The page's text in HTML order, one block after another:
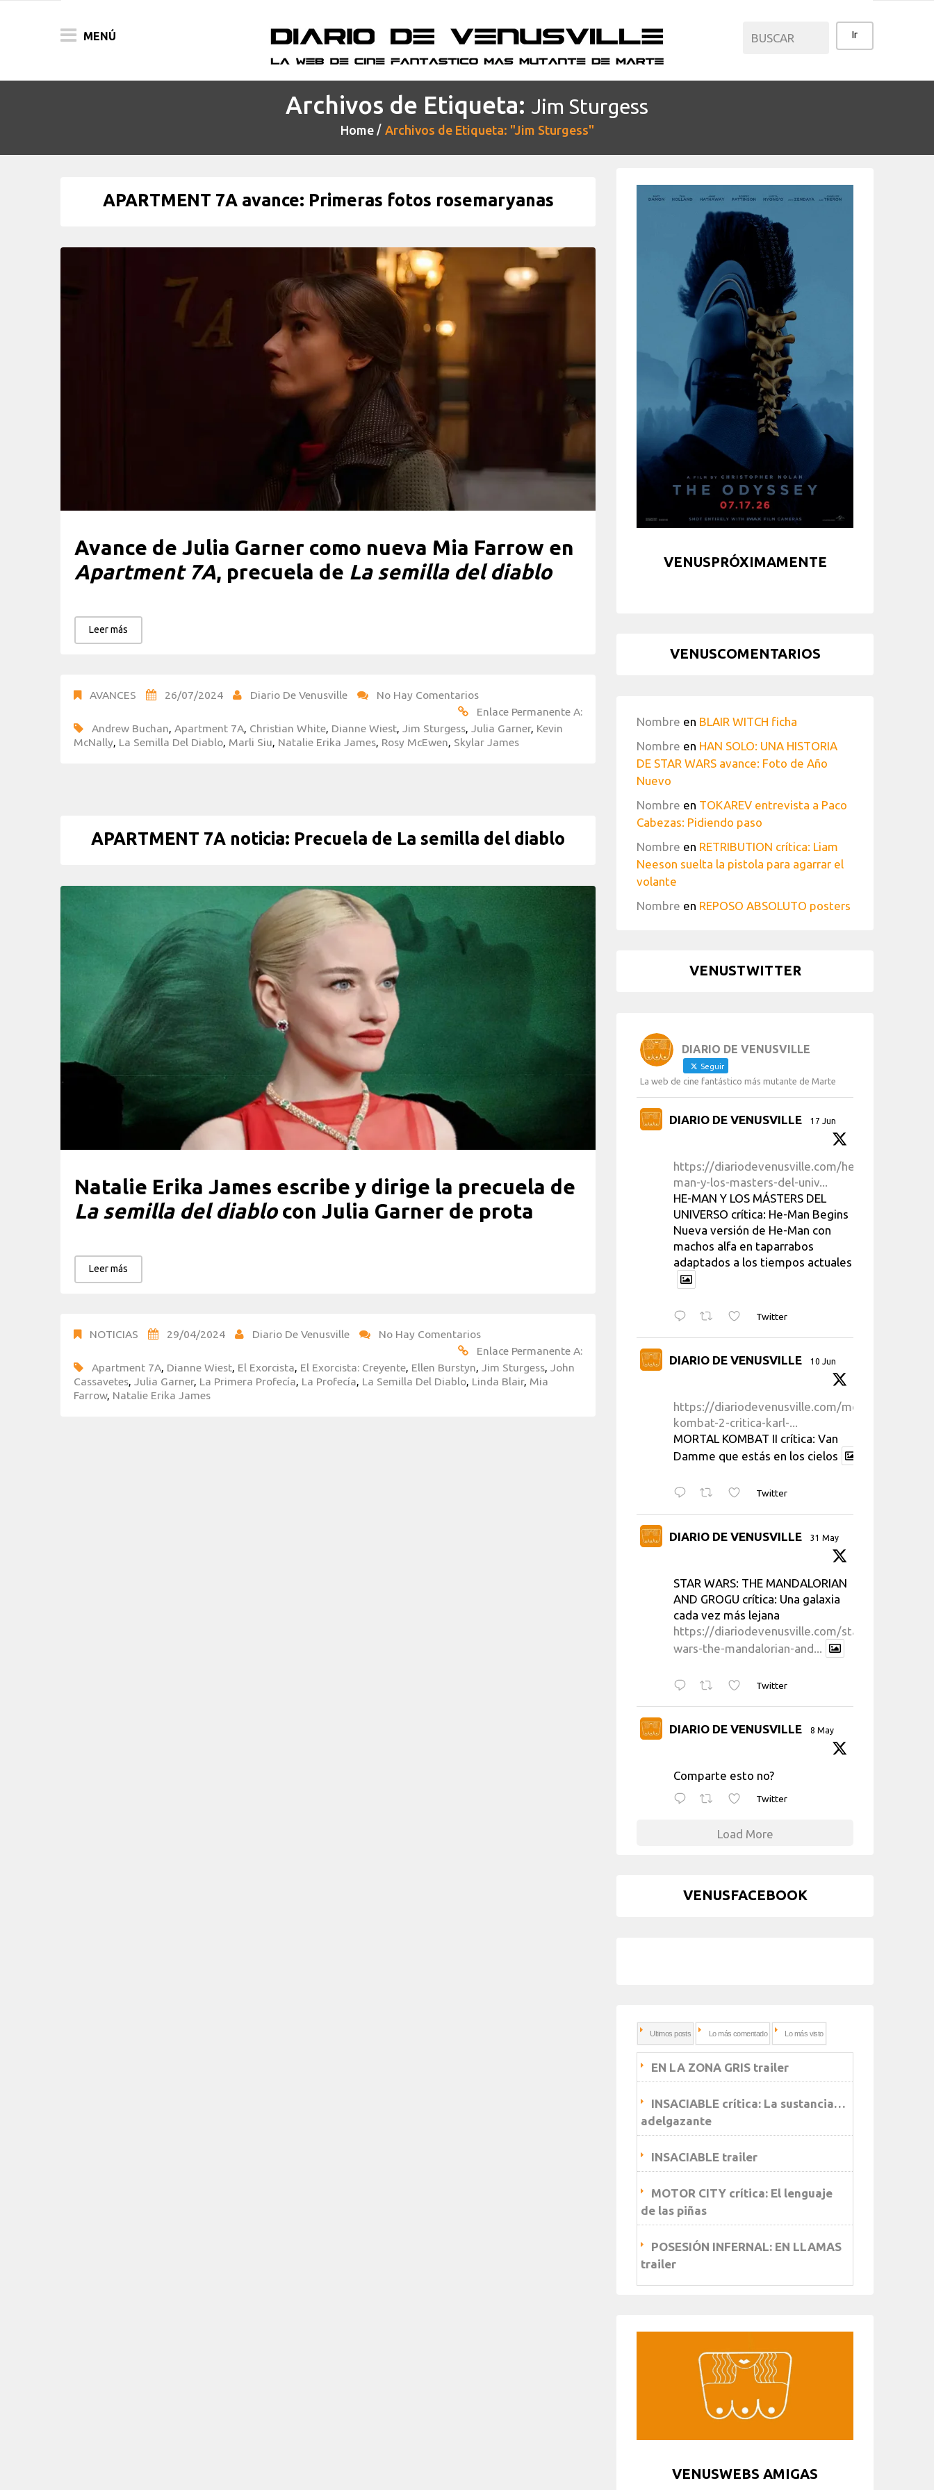
MENÚ
Archivos de Etiqueta: Jim Sturgess
Home Archivos de Etiqueta: "Jim Sturgess"
APARTMENT 7A avance: Primeras fotos rosemaryanas
Avance de Julia Garner como nueva Mia Farrow en
Apartment 7A, precuela de La semilla del diablo
Leer más
AVANCES 26/07/2024 Diario De Venusville
No Hay Comentarios
Enlace Permanente A:
Andrew Buchan, Apartment 7A, Christian White, Dianne Wiest, Jim Sturgess, Julia Garner, Kevin
McNally, La Semilla Del Diablo, Marli Siu, Natalie Erika James, Rosy McEwen, Skylar James
APARTMENT 7A noticia: Precuela de La semilla del diablo
Natalie Erika James escribe y dirige la precuela de
La semilla del diablocon Julia Garner de prota
Leer más
NOTICIAS 29/04/2024 Diario De Venusville
No Hay Comentarios
Enlace Permanente A:
Apartment 7A, Dianne Wiest, El Exorcista, El Exorcista: Creyente, Ellen Burstyn, Jim Sturgess, John
Cassavetes, Julia Garner, La Primera Profecía, La Profecía, La Semilla Del Diablo, Linda Blair, Mia
Farrow, Natalie Erika James
VENUSPRÓXIMAMENTE
VENUSCOMENTARIOS
Nombre en BLAIR WITCH ficha
Nombre en HAN SOLO: UNA HISTORIA
DE STAR WARS avance: Foto de Año
Nuevo
Nombre en TOKAREV entrevista a Paco
Cabezas: Pidiendo paso
Nombre en RETRIBUTION crítica: Liam
Neeson suelta la pistola para agarrar el
volante
Nombre en REPOSO ABSOLUTO posters
VENUSTWITTER
DIARIO DE VENUSVILLE
Seguir
La web de cine fantástico más mutante de Marte
DIARIO DE VENUSVILLE 17 Jun
https://diariodevenusville.com/he-
man-y-los-masters-del-univ...
HE-MAN Y LOS MÁSTERS DEL
UNIVERSO crítica: He-Man Begins
Nueva versión de He-Man con
machos alfa en taparrabos
adaptados a los tiempos actuales
Twitter
DIARIO DE VENUSVILLE 10 Jun
https://diariodevenusville.com/mortal-
kombat-2-critica-karl-...
MORTAL KOMBAT II crítica: Van
Damme que estás en los cielos
Twitter
DIARIO DE VENUSVILLE 31 May
STAR WARS: THE MANDALORIAN
AND GROGU crítica: Una galaxia
cada vez más lejana
https://diariodevenusville.com/star-
wars-the-mandalorian-and...
Twitter
DIARIO DE VENUSVILLE 8 May
Comparte esto no?
Twitter
Load More
VENUSFACEBOOK
Ultimos posts Lo más comentado Lo más visto
EN LA ZONA GRIS trailer
INSACIABLE crítica: La sustancia…
adelgazante
INSACIABLE trailer
MOTOR CITY crítica: El lenguaje
de las piñas
POSESIÓN INFERNAL: EN LLAMAS
trailer
VENUSWEBS AMIGAS
FESTIVALES